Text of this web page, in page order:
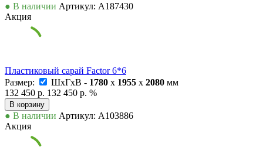
● В наличии Артикул: А187430
Акция
Пластиковый сарай Factor 6*6
Размер:
ШxГxВ - 1780 x 1955 x 2080 мм
132 450 р. 132 450 р. %
В корзину
● В наличии Артикул: А103886
Акция